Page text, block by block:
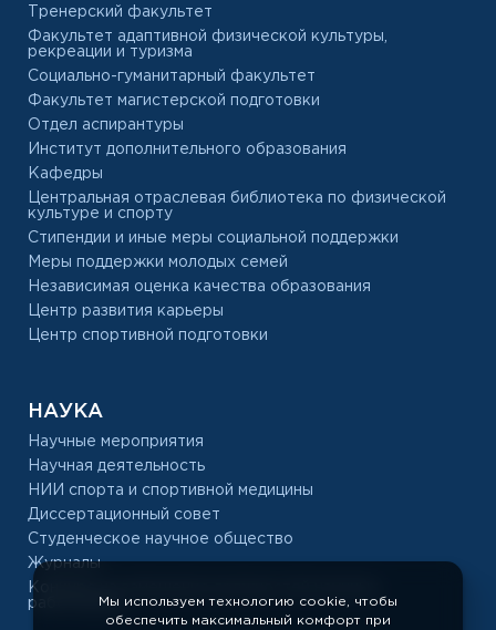
Тренерский факультет
Факультет адаптивной физической культуры,
рекреации и туризма
Социально-гуманитарный факультет
Факультет магистерской подготовки
Отдел аспирантуры
Институт дополнительного образования
Кафедры
Центральная отраслевая библиотека по физической
культуре и спорту
Стипендии и иные меры социальной поддержки
Меры поддержки молодых семей
Независимая оценка качества образования
Центр развития карьеры
Центр спортивной подготовки
НАУКА
Научные мероприятия
Научная деятельность
НИИ спорта и спортивной медицины
Диссертационный совет
Студенческое научное общество
Журналы
Конкурс на замещение должностей научных
работниковМы используем технологию cookie, чтобы
обеспечить максимальный комфорт при